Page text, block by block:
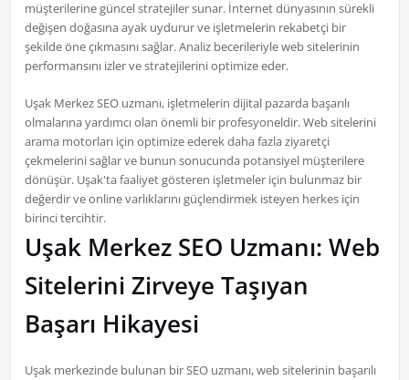
müşterilerine güncel stratejiler sunar. İnternet dünyasının sürekli
değişen doğasına ayak uydurur ve işletmelerin rekabetçi bir
şekilde öne çıkmasını sağlar. Analiz becerileriyle web sitelerinin
performansını izler ve stratejilerini optimize eder.
Uşak Merkez SEO uzmanı, işletmelerin dijital pazarda başarılı
olmalarına yardımcı olan önemli bir profesyoneldir. Web sitelerini
arama motorları için optimize ederek daha fazla ziyaretçi
çekmelerini sağlar ve bunun sonucunda potansiyel müşterilere
dönüşür. Uşak'ta faaliyet gösteren işletmeler için bulunmaz bir
değerdir ve online varlıklarını güçlendirmek isteyen herkes için
birinci tercihtir.
Uşak Merkez SEO Uzmanı: Web
Sitelerini Zirveye Taşıyan
Başarı Hikayesi
Uşak merkezinde bulunan bir SEO uzmanı, web sitelerinin başarılı